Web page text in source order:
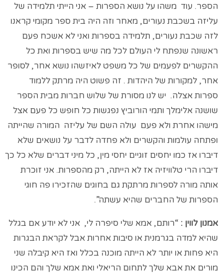
הספר. עוד משהו על נושא הספרות – אני הייתי תלמידה של
עליזה בשכבת נעורים, מאחר וזה היה בית ספר מקומי קראנו
לזה שכבת נעורים, תלמידה בספרות ואני לא אשכח פעם
ראשונה שנפתח לי העולם לכל מה שיש בספרות ואת כל
ההקשרים לפעמים של כל משפט לאיזשהו נושא אחר, לסופר
אחר, למקורות של היהדות . זה פשוט היה מרתק ללמוד
ספרות אצלה. יש לנו מסורת של שלוש חברות מבית הספר
שושנה אלימלך ותמי הורוביץ נפגשות כל חופש כל פעם אצל
מישהו אחרת ולא פעם עולה השם של עליזה המורה שהייתה
ופתחה עולמות והקשרים ולא פחדה לדבר על נושאים שלא
דיברו אז כמו יחסים זוגיים יחסי מין, כל מיני דברים שלא כל כך
דיברו הרי טלוויזיה אז לא הייתה, רק מהספרות. אני זוכרת
אותה מורה לספרות מרתקת גם בחוגים שהזכירו פה חוגי
הספרות של החברים שהיא עשתה”.
אמנון לווין : “רותם, אמא שלי סיפרה לי, אני לא יודע אם בגלל
שהיא למדה בגרמנית או סיבות אחרות אבל לקראת הבגרות
היא פחות או יותר לא הייתה מוכנה בכלל ואז היא קיבלה שני
מורים את אבא שלך לתחום הריאלי ואת אמא שלך והם הכינו